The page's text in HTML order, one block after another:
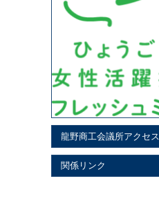
龍野商工会議所アクセス
関係リンク